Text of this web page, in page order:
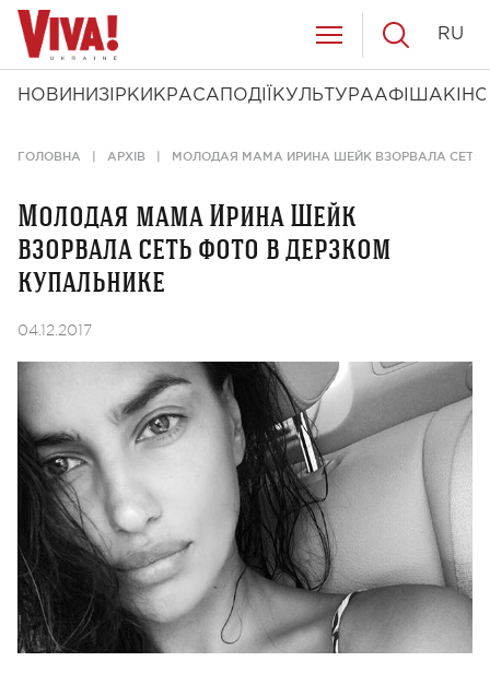
НОВИНИ ЗІРКИ КРАСА ПОДІЇ КУЛЬТУРААФІША КІНО
RU
ГОЛОВНА АРХІВ МОЛОДАЯ МАМА ИРИНА ШЕЙК ВЗОРВАЛА СЕТЬ
Молодая мама Ирина Шейк
взорвала сеть фото в дерзком
купальнике
04.12.2017